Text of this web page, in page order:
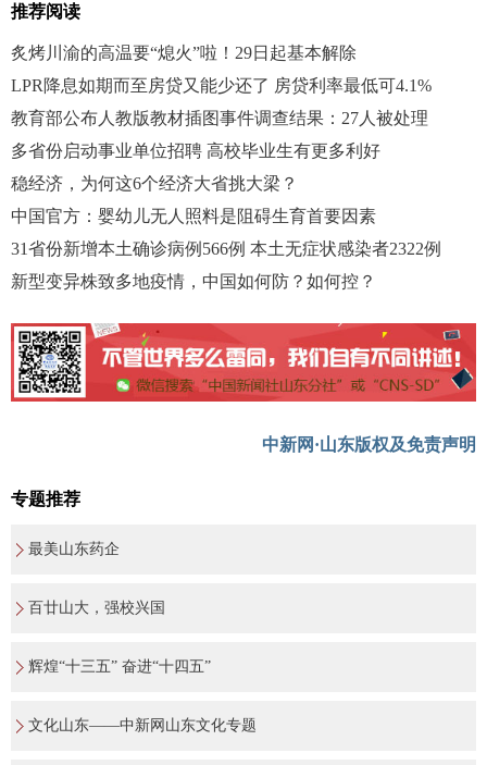
推荐阅读
炙烤川渝的高温要“熄火”啦！29日起基本解除
LPR降息如期而至房贷又能少还了 房贷利率最低可4.1%
教育部公布人教版教材插图事件调查结果：27人被处理
多省份启动事业单位招聘 高校毕业生有更多利好
稳经济，为何这6个经济大省挑大梁？
中国官方：婴幼儿无人照料是阻碍生育首要因素
31省份新增本土确诊病例566例 本土无症状感染者2322例
新型变异株致多地疫情，中国如何防？如何控？
中新网·山东版权及免责声明
专题推荐
最美山东药企
百廿山大，强校兴国
辉煌“十三五” 奋进“十四五”
文化山东——中新网山东文化专题